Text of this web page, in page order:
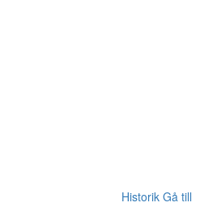
Historik Gå till